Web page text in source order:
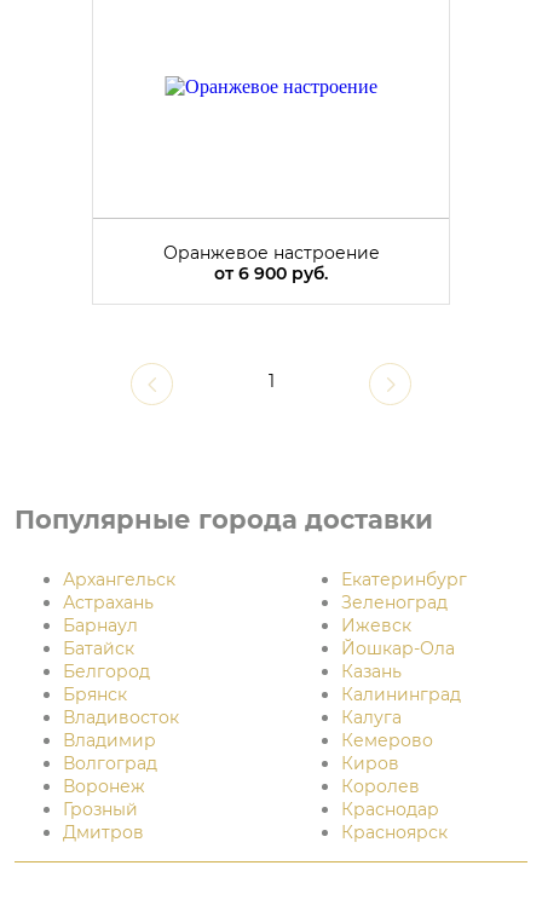
Оранжевое настроение
от6 900 руб.
1
Популярные города доставки
Архангельск
Астрахань
Барнаул
Батайск
Белгород
Брянск
Владивосток
Владимир
Волгоград
Воронеж
Грозный
Дмитров
Екатеринбург
Зеленоград
Ижевск
Йошкар-Ола
Казань
Калининград
Калуга
Кемерово
Киров
Королев
Краснодар
Красноярск